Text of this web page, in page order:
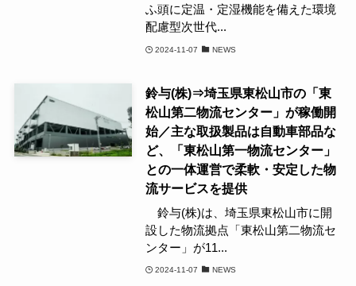
ふ頭に定温・定湿機能を備えた環境
配慮型次世代...
2024-11-07 NEWS
鈴与(株)⇒埼玉県東松山市の「東
松山第二物流センター」が稼働開
始／主な取扱製品は自動車部品な
ど、「東松山第一物流センター」
との一体運営で柔軟・安定した物
流サービスを提供
鈴与(株)は、埼玉県東松山市に開
設した物流拠点「東松山第二物流セ
ンター」が11...
2024-11-07 NEWS